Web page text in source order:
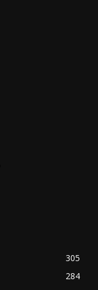
305
284